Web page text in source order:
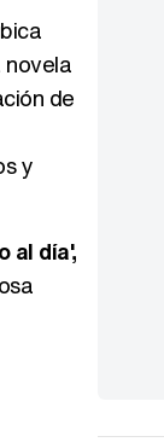
novela
de
y
al día',